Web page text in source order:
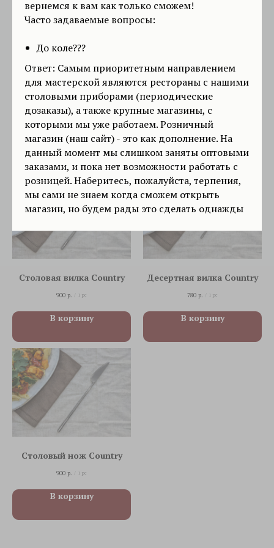
Столовая ложка Country
р.
В корзину
Чайная ложка Country
р.
В корзину
Столовая вилка Country
900 р. 1 pc
В корзину
Десертная вилка Country
780 р. 1 pc
В корзину
Столовый нож Country
900 р. 1 pc
В корзину
вернемся к вам как только сможем!
Часто задаваемые вопросы:
До коле???
Ответ: Самым приоритетным направлением
для мастерской являются рестораны с нашими
столовыми приборами (периодические
дозаказы), а также крупные магазины, с
которыми мы уже работаем. Розничный
магазин (наш сайт) - это как дополнение. На
данный момент мы слишком заняты оптовыми
заказами, и пока нет возможности работать с
розницей. Наберитесь, пожалуйста, терпения,
мы сами не знаем когда сможем открыть
магазин, но будем рады это сделать однажды